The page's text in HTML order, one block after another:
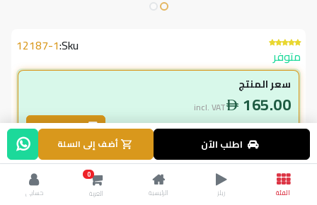
متوفر
Sku:
12187-1
سعر المنتج
165.00
incl. VAT
طلب بالجملة
لاعضاء ال vip
148.50
incl. VAT
اطلب الآن أضف إلى السلة
الفئة ريلز الرئيسية
0
العربة
حسابي